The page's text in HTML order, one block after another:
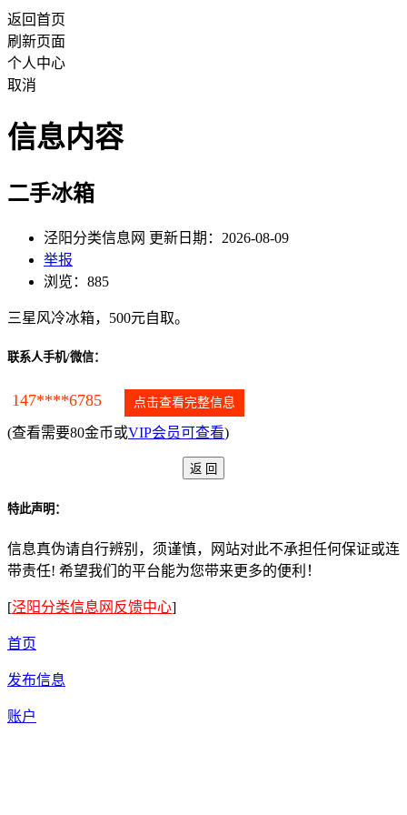
返回首页
刷新页面
个人中心
取消
信息内容
二手冰箱
泾阳分类信息网 更新日期：2026-08-09
举报
浏览：885
三星风冷冰箱，500元自取。
联系人手机/微信：
147****6785 点击查看完整信息
(查看需要80金币或VIP会员可查看)
特此声明：
信息真伪请自行辨别，须谨慎，网站对此不承担任何保证或连
带责任! 希望我们的平台能为您带来更多的便利！
[泾阳分类信息网反馈中心]
首页
发布信息
账户